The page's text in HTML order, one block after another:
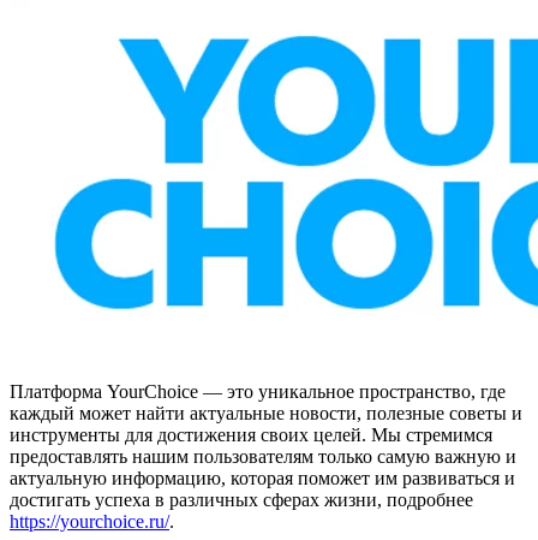
Платформа YourChoice — это уникальное пространство, где
каждый может найти актуальные новости, полезные советы и
инструменты для достижения своих целей. Мы стремимся
предоставлять нашим пользователям только самую важную и
актуальную информацию, которая поможет им развиваться и
достигать успеха в различных сферах жизни, подробнее
https://yourchoice.ru/.